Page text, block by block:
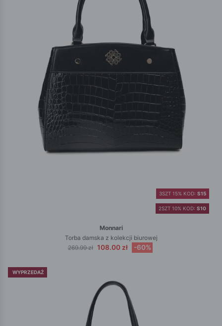
2SZT 10% KOD: S10
3SZT 15% KOD: S15
Monnari
Torba damska z kolekcji biurowej
269.99 zł 108.00 zł -60%
WYPRZEDAŻ